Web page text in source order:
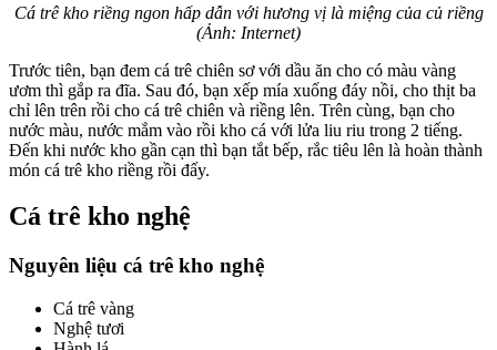
Cá trê kho riềng ngon hấp dẫn với hương vị là miệng của củ riềng
(Ảnh: Internet)
Trước tiên, bạn đem cá trê chiên sơ với dầu ăn cho có màu vàng
ươm thì gắp ra đĩa. Sau đó, bạn xếp mía xuống đáy nồi, cho thịt ba
chỉ lên trên rồi cho cá trê chiên và riềng lên. Trên cùng, bạn cho
nước màu, nước mắm vào rồi kho cá với lửa liu riu trong 2 tiếng.
Đến khi nước kho gần cạn thì bạn tắt bếp, rắc tiêu lên là hoàn thành
món cá trê kho riềng rồi đấy.
Cá trê kho nghệ
Nguyên liệu cá trê kho nghệ
Cá trê vàng
Nghệ tươi